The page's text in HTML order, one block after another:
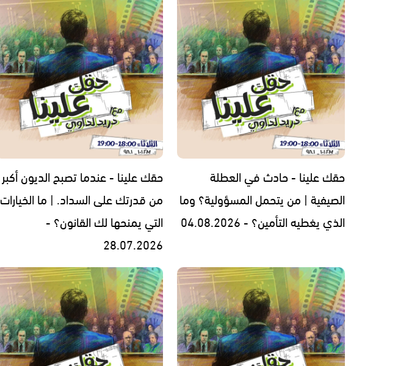
حقك علينا - حادث في العطلة
الصيفية | من يتحمل المسؤولية؟ وما
الذي يغطيه التأمين؟ - 04.08.2026
حقك علينا - عندما تصبح الديون أكبر
من قدرتك على السداد. | ما الخيارات
التي يمنحها لك القانون؟ -
28.07.2026